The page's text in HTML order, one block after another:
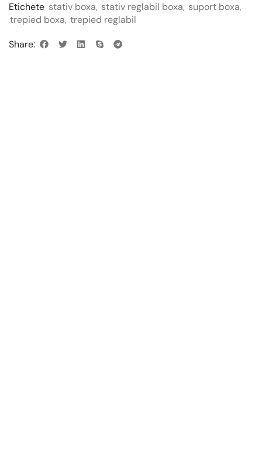
Etichete stativ boxa, stativ reglabil boxa, suport boxa,
trepied boxa, trepied reglabil
Share: